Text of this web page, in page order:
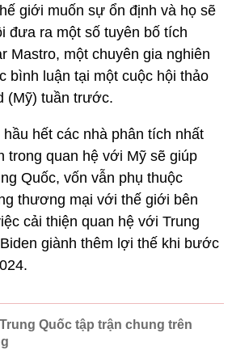
giới muốn sự ổn định và họ sẽ
đưa ra một số tuyên bố tích
Mastro, một chuyên gia nghiên
bình luận tại một cuộc hội thảo
(Mỹ) tuần trước.
hết các nhà phân tích nhất
trong quan hệ với Mỹ sẽ giúp
Quốc, vốn vẫn phụ thuộc
thương mại với thế giới bên
cải thiện quan hệ với Trung
giành thêm lợi thế khi bước
Quốc tập trận chung trên